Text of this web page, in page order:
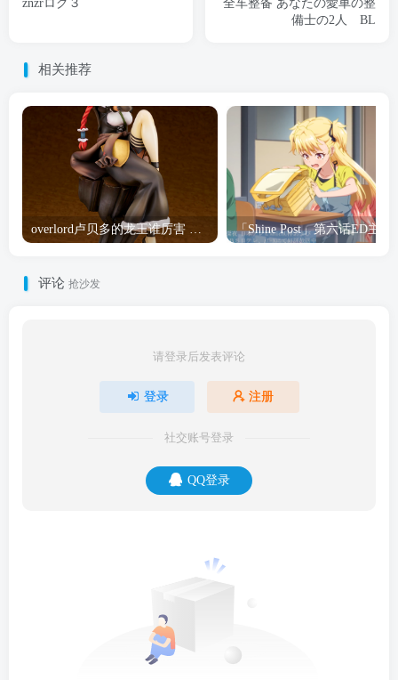
znzrログ３
全车整备 あなたの愛車の整
備士の2人 BL
相关推荐
overlord卢贝多的龙王谁厉害 「Overlord」露普斯蕾琪娜·贝塔手办开订
评论 抢沙发
请登录后发表评论
登录 注册
社交账号登录
QQ登录